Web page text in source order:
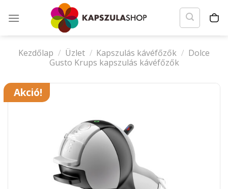
Kezdőlap / Üzlet / Kapszulás kávéfőzők / Dolce
Gusto Krups kapszulás kávéfőzők
Akció!